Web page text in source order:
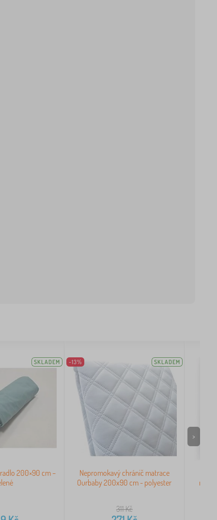
SKLADEM
200×90 cm –
-13% SKLADEM
Nepromokavý chránič matrace
Ourbaby 200x90 cm - polyester
311Kč
>